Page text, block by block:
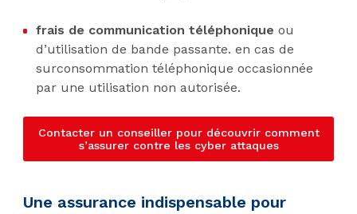
frais de communication téléphonique ou
d’utilisation de bande passante. en cas de
surconsommation téléphonique occasionnée
par une utilisation non autorisée.
Contacter un conseiller pour découvrir comment
s’assurer contre les cyber attaques
Une assurance indispensable pour